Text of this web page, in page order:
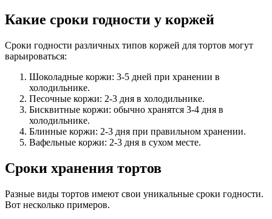
Какие сроки годности у коржей
Сроки годности различных типов коржей для тортов могут
варьироваться:
Шоколадные коржи: 3-5 дней при хранении в
холодильнике.
Песочные коржи: 2-3 дня в холодильнике.
Бисквитные коржи: обычно хранятся 3-4 дня в
холодильнике.
Блинные коржи: 2-3 дня при правильном хранении.
Вафельные коржи: 2-3 дня в сухом месте.
Сроки хранения тортов
Разные виды тортов имеют свои уникальные сроки годности.
Вот несколько примеров.